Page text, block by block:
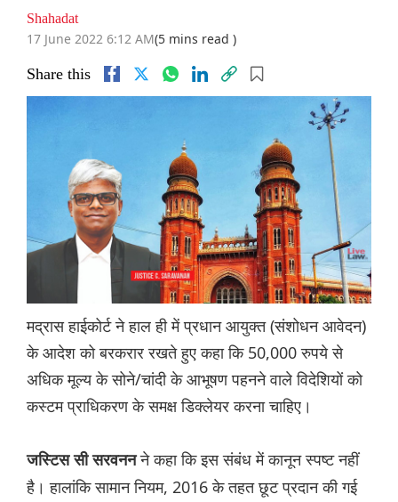
Shahadat
17 June 2022 6:12 AM(5 mins read )
Share this
मद्रास हाईकोर्ट ने हाल ही में प्रधान आयुक्त (संशोधन आवेदन)
के आदेश को बरकरार रखते हुए कहा कि 50,000 रुपये से
अधिक मूल्य के सोने/चांदी के आभूषण पहनने वाले विदेशियों को
कस्टम प्राधिकरण के समक्ष डिक्लेयर करना चाहिए।
जस्टिस सी सरवननने कहा कि इस संबंध में कानून स्पष्ट नहीं
है। हालांकि सामान नियम, 2016 के तहत छूट प्रदान की गई